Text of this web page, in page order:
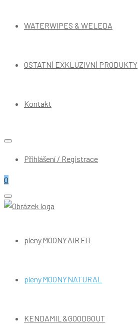
WATERWIPES & WELEDA
OSTATNÍ EXKLUZIVNÍ PRODUKTY
Kontakt
Přihlášení / Registrace
0
Menu
pleny MOONY AIR FIT
pleny MOONY NATURAL
KENDAMIL & GOODGOUT